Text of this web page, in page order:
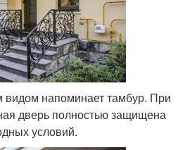
напоминает тамбур. При
дверь полностью защищена
условий.